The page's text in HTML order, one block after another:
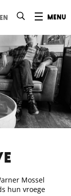
menu
en
Mossel
hun vroege